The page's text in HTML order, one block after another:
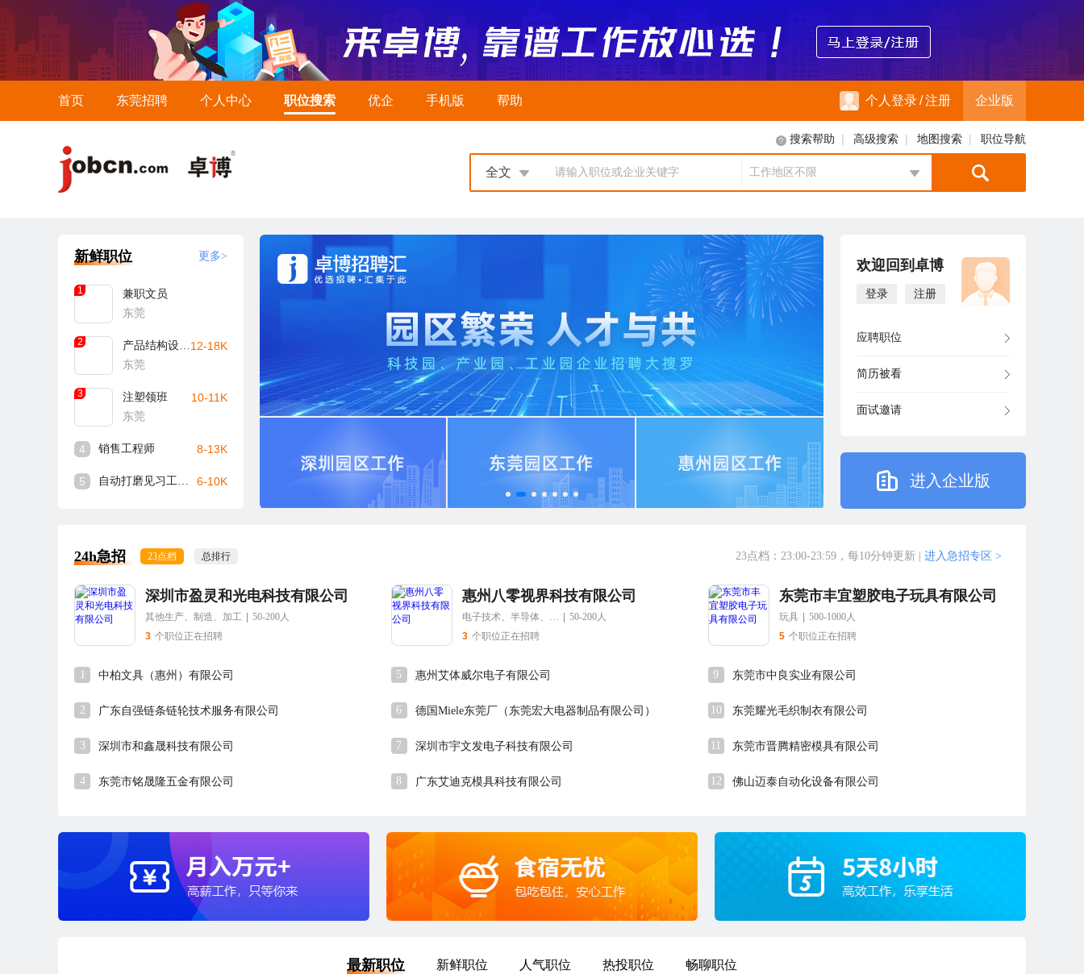
首页 东莞招聘 个人中心 职位搜索 优企 手机版 帮助 个人登录/注册 企业版
搜索帮助 | 高级搜索 | 地图搜索 | 职位导航
请输入职位或企业关键字
全文 工作地区不限
新鲜职位 更多>
1
兼职文员
东莞
2
产品结构设计工程师
东莞
12-18K
3
注塑领班
东莞
10-11K
4 销售工程师 8-13K
5 自动打磨见习工程师 6-10K
欢迎回到卓博
登录 注册
应聘职位
简历被看
面试邀请
进入企业版
24h急招 23点档 总排行 23点档：23:00-23:59，每10分钟更新 进入急招专区 >
深圳市盈灵和光电科技有限公司
其他生产、制造、加工
50-200人
3 个职位正在招聘
惠州八零视界科技有限公司
电子技术、半导体、集成电路
50-200人
3 个职位正在招聘
东莞市丰宜塑胶电子玩具有限公司
玩具
500-1000人
5 个职位正在招聘
1 中柏文具（惠州）有限公司
2 广东自强链条链轮技术服务有限公司
3 深圳市和鑫晟科技有限公司
4 东莞市铭晟隆五金有限公司
5 惠州艾体威尔电子有限公司
6 德国Miele东莞厂（东莞宏大电器制品有限公司）
7 深圳市宇文发电子科技有限公司
8 广东艾迪克模具科技有限公司
9 东莞市中良实业有限公司
10 东莞耀光毛织制衣有限公司
11 东莞市晋腾精密模具有限公司
12 佛山迈泰自动化设备有限公司
最新职位 新鲜职位 人气职位 热投职位 畅聊职位